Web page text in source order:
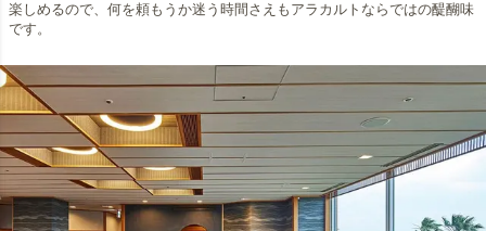
楽しめるので、何を頼もうか迷う時間さえもアラカルトならではの醍醐味
です。